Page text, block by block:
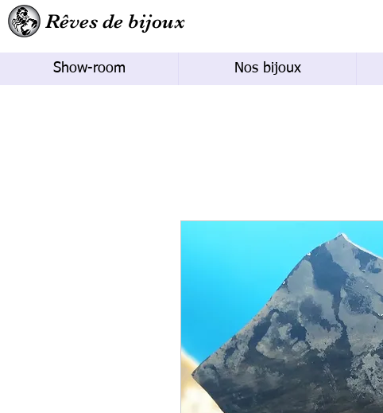
Rêves de bijoux
Show-room Nos bijoux